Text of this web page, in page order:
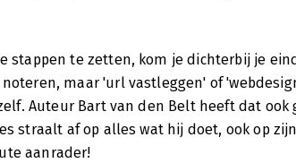
stappen te zetten, kom je dichterbij je
maar 'url vastleggen' of
Auteur Bart van den Belt heeft dat ook
straalt af op alles wat hij doet, ook op
aanrader!